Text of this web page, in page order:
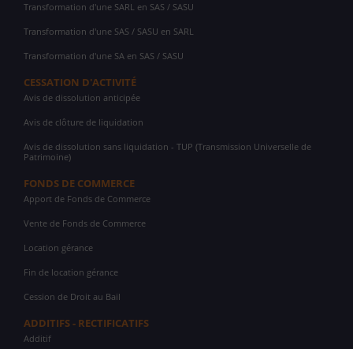
Transformation d'une SARL en SAS / SASU
Transformation d'une SAS / SASU en SARL
Transformation d'une SA en SAS / SASU
CESSATION D'ACTIVITÉ
Avis de dissolution anticipée
Avis de clôture de liquidation
Avis de dissolution sans liquidation - TUP (Transmission Universelle de
Patrimoine)
FONDS DE COMMERCE
Apport de Fonds de Commerce
Vente de Fonds de Commerce
Location gérance
Fin de location gérance
Cession de Droit au Bail
ADDITIFS - RECTIFICATIFS
Additif